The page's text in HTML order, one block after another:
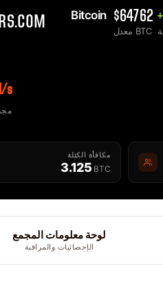
Bitcoin $64762
معدل BTC
s
مكافأة الكتلة
3.125 BTC
لوحة معلومات المجمع
الإحصائيات والمراقبة